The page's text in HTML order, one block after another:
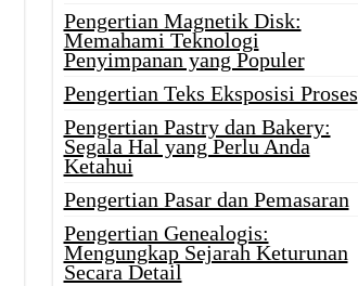
Pengertian Magnetik Disk:
Memahami Teknologi
Penyimpanan yang Populer
Pengertian Teks Eksposisi Proses
Pengertian Pastry dan Bakery:
Segala Hal yang Perlu Anda
Ketahui
Pengertian Pasar dan Pemasaran
Pengertian Genealogis:
Mengungkap Sejarah Keturunan
Secara Detail